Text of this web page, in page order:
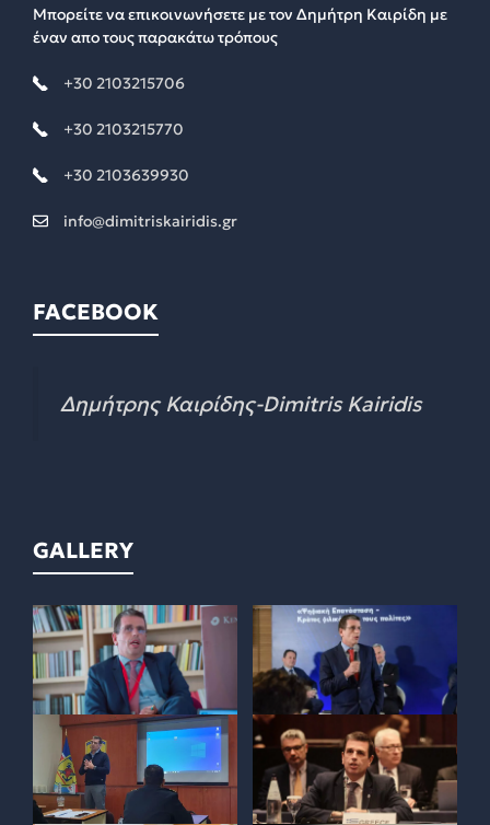
Μπορείτε να επικοινωνήσετε με τον Δημήτρη Καιρίδη με
έναν απο τους παρακάτω τρόπους
+30 2103215706
+30 2103215770
+30 2103639930
info@dimitriskairidis.gr
FACEBOOK
Δημήτρης Καιρίδης-Dimitris Kairidis
GALLERY